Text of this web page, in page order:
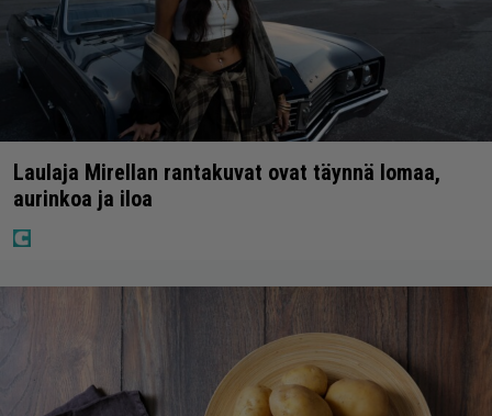
Laulaja Mirellan rantakuvat ovat täynnä lomaa,
aurinkoa ja iloa